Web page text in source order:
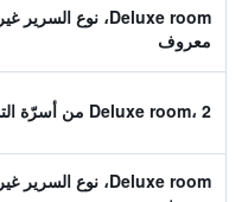
Deluxe room، نوع السرير غير
معروف
Deluxe room، 2 من أسرّة التوأم
Deluxe room، نوع السرير غير